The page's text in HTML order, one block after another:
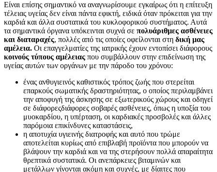
Είναι επίσης σημαντικό να αναγνωρίσουμε εγκαίρως ότι η επίτευξη
τέλειας υγείας δεν είναι πάντα εφικτή, ειδικά όταν πρόκειται για την
καρδιά και άλλα συστατικά του κυκλοφορικού συστήματος. Αυτά
τα σημαντικά όργανα υπόκεινται συχνά σε πολυάριθμες ασθένειες
και διαταραχές, πολλές από τις οποίες οφείλονται στη δική μας
αμέλεια. Οι επαγγελματίες της ιατρικής έχουν εντοπίσει διάφορους
κοινούς τύπους αμέλειας που συμβάλλουν στην επιδείνωση της
υγείας αυτών των οργάνων με την πάροδο του χρόνου:
ένας ανθυγιεινός καθιστικός τρόπος ζωής που στερείται
επαρκούς σωματικής δραστηριότητας, ο οποίος περιλαμβάνει
την αποφυγή της άσκησης σε εξωτερικούς χώρους και οδηγεί
σε διάφορεςδιάφορες σοβαρές ασθένειες, όπως η υποξία του
μυοκαρδίου, η υπέρταση, οι καρδιακές προσβολές και άλλες
παρόμοια επικίνδυνες καταστάσεις,
η αποτυχία υγιεινής διατροφής και αυτό που τρώμε
αποτελείται κυρίως από επιβλαβή προϊόντα που μπορούν να
βλάψουν την καρδιά και να της στερήσουν πολλά απαραίτητα
θρεπτικά συστατικά. Οι ανεπάρκειες βιταμινών και
μετάλλων γίνονται ακόμη και συχνές, με δίαιτες που